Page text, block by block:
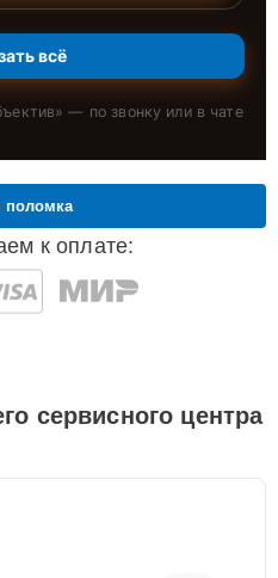
всё
» — по звонку или в чате
к оплате:
поломка
сервисного центра